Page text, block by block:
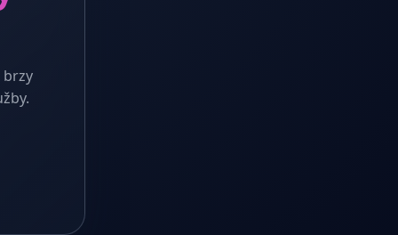
brzy